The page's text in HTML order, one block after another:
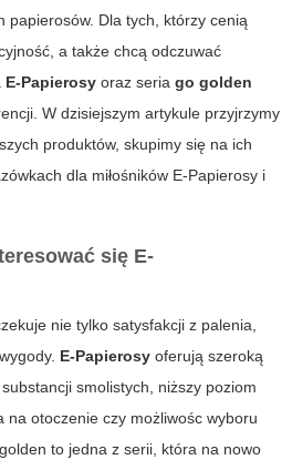
papierosów. Dla tych, którzy cenią
a także chcą odczuwać
E-Papierosy oraz seria go golden
W dzisiejszym artykule przyjrzymy
produktów, skupimy się na ich
dla miłośników E-Papierosy i
się E-
nie tylko satysfakcji z palenia,
E-Papierosy oferują szeroką
smolistych, niższy poziom
na otoczenie czy możliwośc wyboru
to jedna z serii, która na nowo